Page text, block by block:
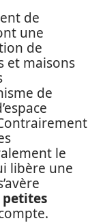
de
une
de
et maisons
de
le
libère une
petites